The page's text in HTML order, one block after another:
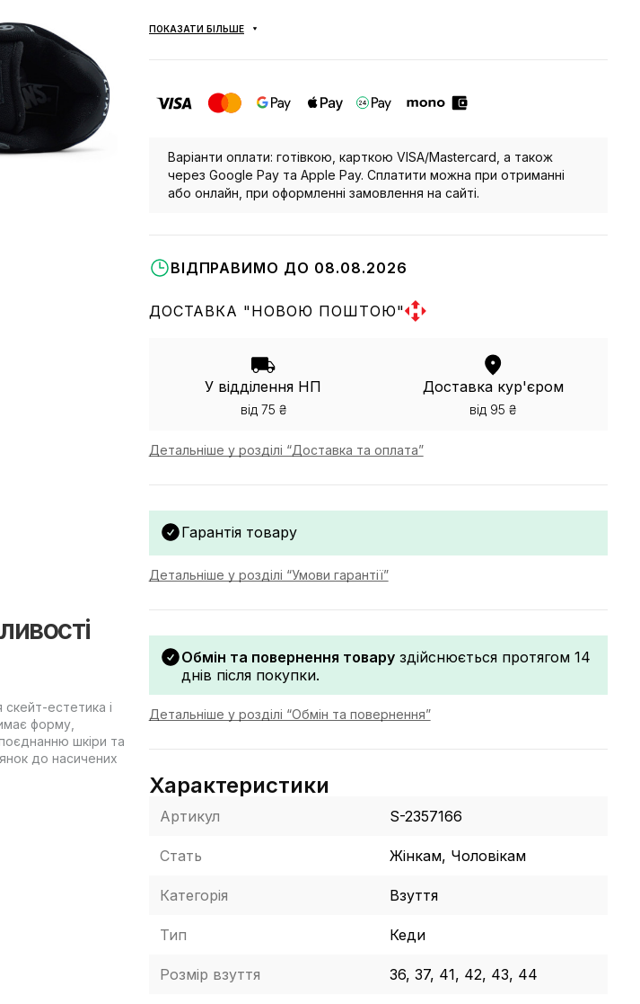
естетика і
форму,
поєднанню шкіри та
до насичених
ПОКАЗАТИ БІЛЬШЕ
Варіанти оплати: готівкою, карткою VISA/Mastercard, а також
через Google Pay та Apple Pay. Сплатити можна при отриманні
або онлайн, при оформленні замовлення на сайті.
ВІДПРАВИМО ДО 08.08.2026
ДОСТАВКА "НОВОЮ ПОШТОЮ"
У відділення НП
від 75 ₴
Доставка кур'єром
від 95 ₴
Детальніше у розділі “Доставка та оплата”
Гарантія товару
Детальніше у розділі “Умови гарантії”
Обмін та повернення товаруздійснюється протягом 14
днів після покупки.
Детальніше у розділі “Обмін та повернення”
Характеристики
Артикул S-2357166
Стать Жінкам, Чоловікам
Категорія Взуття
Тип Кеди
Розмір взуття 36, 37, 41, 42, 43, 44